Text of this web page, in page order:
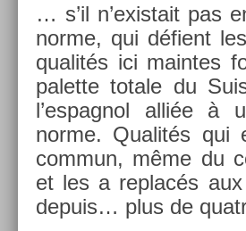
… s’il n’exis­tait pas
norme, qui défient
qualités ici main­tes
palet­te totale du
l’es­pagnol alliée à
norme. Qualités qui
com­mun, même du
et les a re­placés aux
de­puis… plus de